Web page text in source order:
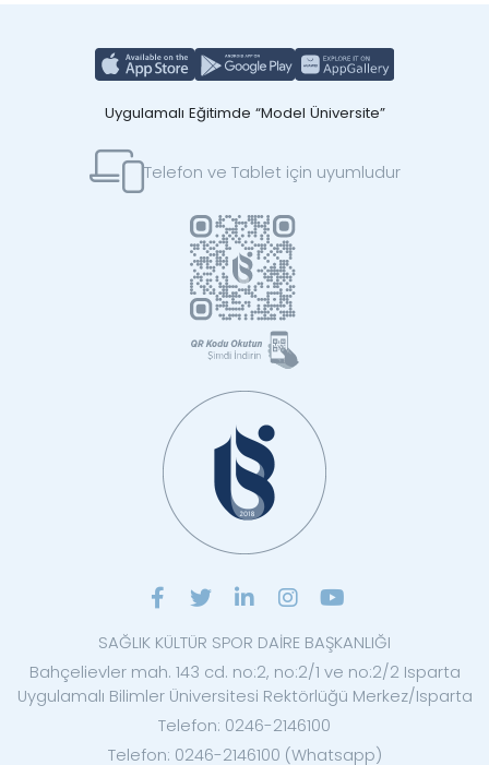
Uygulamalı Eğitimde “Model Üniversite”
Telefon ve Tablet için uyumludur
SAĞLIK KÜLTÜR SPOR DAİRE BAŞKANLIĞI
Bahçelievler mah. 143 cd. no:2, no:2/1 ve no:2/2 Isparta
Uygulamalı Bilimler Üniversitesi Rektörlüğü Merkez/Isparta
Telefon: 0246-2146100
Telefon: 0246-2146100 (Whatsapp)